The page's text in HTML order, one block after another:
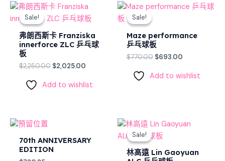
Sale!
Sale!
弗朗西斯卡 Franziska
innerforce ZLC 乒乓球
板
$2,250.00
Original
price
was:
$2,250.00.
$2,025.00
Current
price
is:
Add to wishlist
Sale!
Sale!
Maze performance
乒乓球板
$770.00
Original
$693.00
Current
Add to wishlist
70th ANNIVERSARY
EDITION
Sale!
Sale!
林高遠 Lin Gaoyuan
Original
price
was:
Current